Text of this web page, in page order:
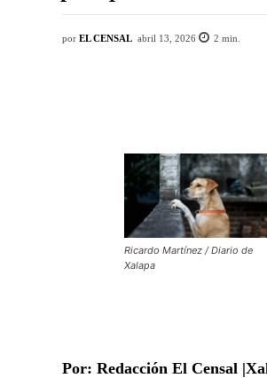
por EL CENSAL abril 13, 2026 2 min.
Ricardo Martínez / Diario de
Xalapa
Por: Redacción El Censal